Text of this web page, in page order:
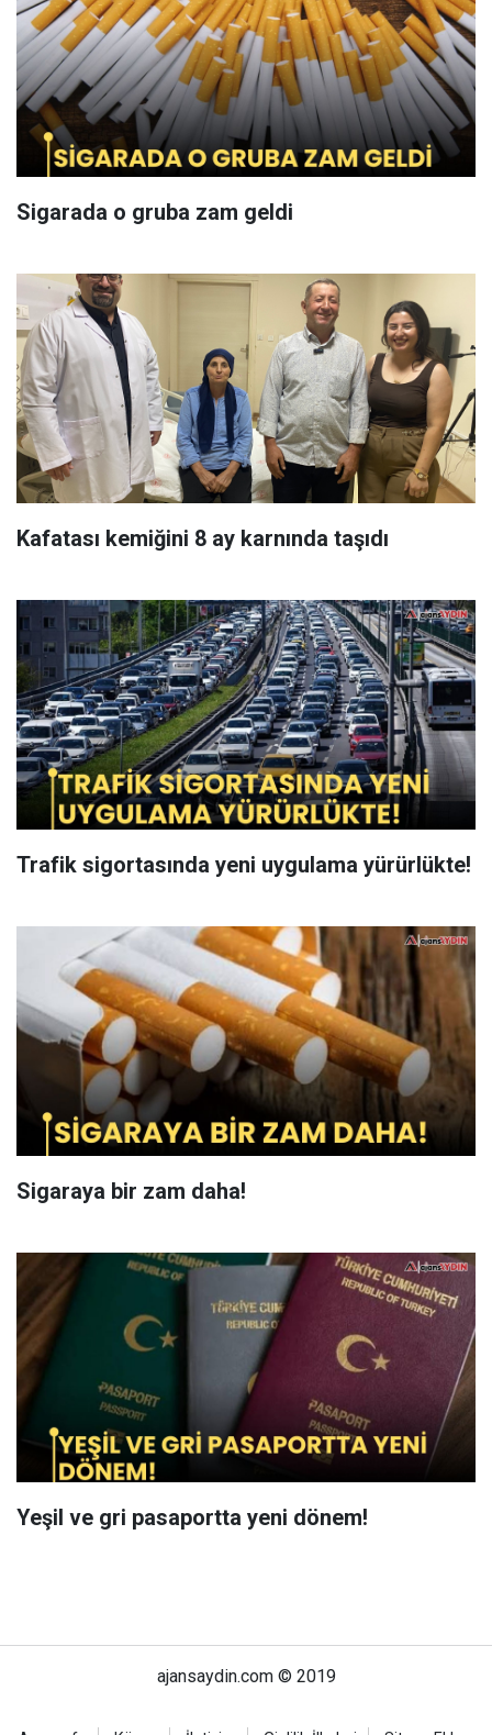
Sigarada o gruba zam geldi
Kafatası kemiğini 8 ay karnında taşıdı
Trafik sigortasında yeni uygulama yürürlükte!
Sigaraya bir zam daha!
Yeşil ve gri pasaportta yeni dönem!
ajansaydin.com © 2019